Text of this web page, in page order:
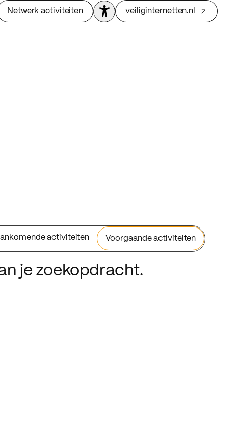
Netwerk activiteiten veiliginternetten.nl
activiteiten Voorgaande activiteiten
je zoekopdracht.